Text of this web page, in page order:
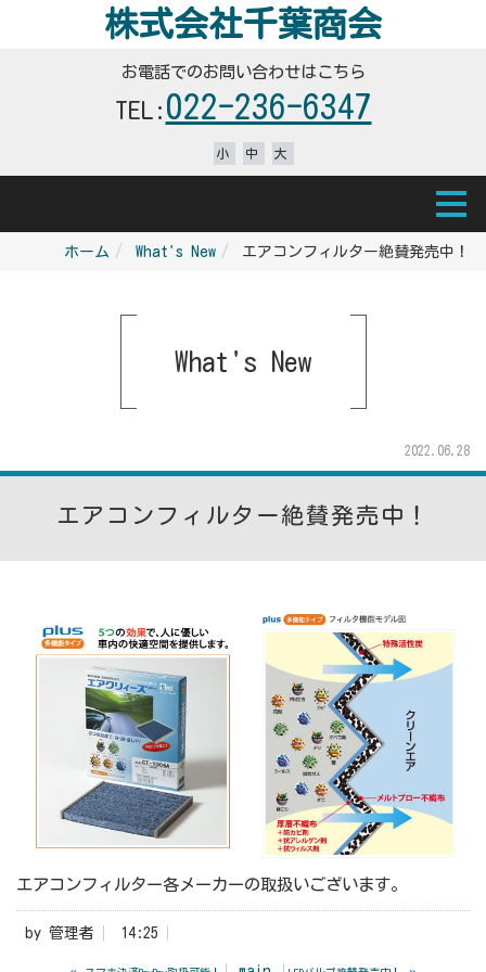
株式会社千葉商会
お電話でのお問い合わせはこちら
TEL: 022-236-6347
小 中 大
ホーム What's New エアコンフィルター絶賛発売中！
What's New
2022.06.28
エアコンフィルター絶賛発売中！
エアコンフィルター各メーカーの取扱いございます。
by 管理者 14:25